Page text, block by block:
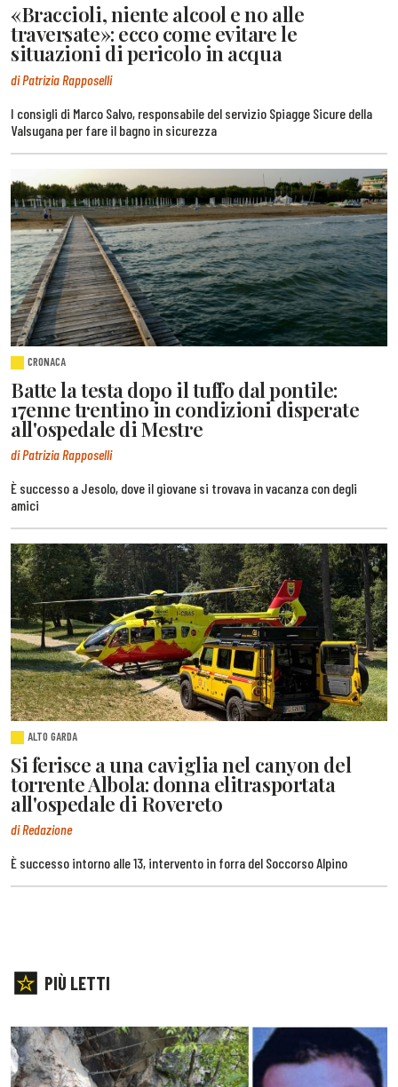
«Braccioli, niente alcool e no alle
traversate»: ecco come evitare le
situazioni di pericolo in acqua
di Patrizia Rapposelli
I consigli di Marco Salvo, responsabile del servizio Spiagge Sicure della
Valsugana per fare il bagno in sicurezza
CRONACA
Batte la testa dopo il tuffo dal pontile:
17enne trentino in condizioni disperate
all'ospedale di Mestre
di Patrizia Rapposelli
È successo a Jesolo, dove il giovane si trovava in vacanza con degli
amici
ALTO GARDA
Si ferisce a una caviglia nel canyon del
torrente Albola: donna elitrasportata
all'ospedale di Rovereto
di Redazione
È successo intorno alle 13, intervento in forra del Soccorso Alpino
PIÙ LETTI